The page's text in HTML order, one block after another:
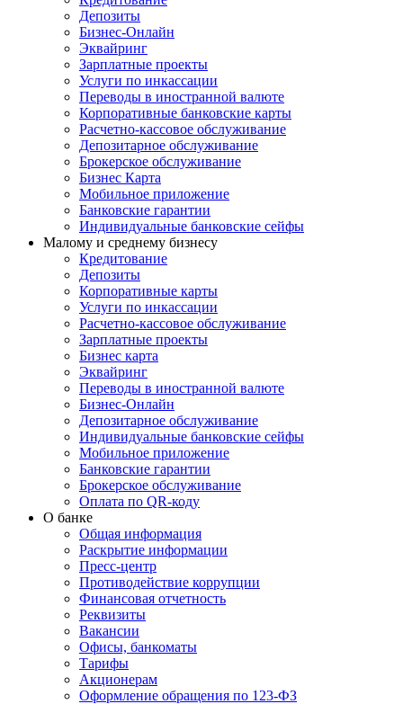
Депозиты
Бизнес-Онлайн
Эквайринг
Зарплатные проекты
Услуги по инкассации
Переводы в иностранной валюте
Корпоративные банковские карты
Расчетно-кассовое обслуживание
Депозитарное обслуживание
Брокерское обслуживание
Бизнес Карта
Мобильное приложение
Банковские гарантии
Индивидуальные банковские сейфы
Малому и среднему бизнесу
Кредитование
Депозиты
Корпоративные карты
Услуги по инкассации
Расчетно-кассовое обслуживание
Зарплатные проекты
Бизнес карта
Эквайринг
Переводы в иностранной валюте
Бизнес-Онлайн
Депозитарное обслуживание
Индивидуальные банковские сейфы
Мобильное приложение
Банковские гарантии
Брокерское обслуживание
Оплата по QR-коду
О банке
Общая информация
Раскрытие информации
Пресс-центр
Противодействие коррупции
Финансовая отчетность
Реквизиты
Вакансии
Офисы, банкоматы
Тарифы
Акционерам
Оформление обращения по 123-ФЗ